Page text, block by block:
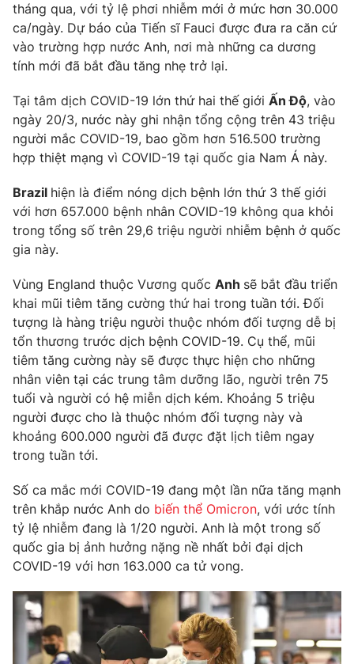
Video Shorts video
VTV Money VTV Thể thao
VTV Sức khoẻ Bất động sản
Thị trường 24h Tấm lòng Việt
VTV4 Vươn mình bằng AI
VTV9
Liên hệ tòa soạn English
THỜI BÁO VTV
Theo dõi báo trên
Cơ quan chủ quản:
Đài Truyền hình Việt Nam
Cơ quan báo chí: Thời báo VTV
Giấy phép hoạt động báo in và báo điện tử số 483/GP-BTTTT
cấp ngày 29/12/2023
Tổng Biên tập:Vũ Thanh Thủy
Nguyễn Trọng Ninh
Tổng đài VTV:
024.38 355 931 - 024.38 355 932
Ðiện thoại Thời báo VTV:
024.66 897 897
tháng qua, với tỷ lệ phơi nhiễm mới ở mức hơn 30.000
ca/ngày. Dự báo của Tiến sĩ Fauci được đưa ra căn cứ
vào trường hợp nước Anh, nơi mà những ca dương
tính mới đã bắt đầu tăng nhẹ trở lại.
Tại tâm dịch COVID-19 lớn thứ hai thế giới Ấn Độ, vào
ngày 20/3, nước này ghi nhận tổng cộng trên 43 triệu
người mắc COVID-19, bao gồm hơn 516.500 trường
hợp thiệt mạng vì COVID-19 tại quốc gia Nam Á này.
Brazil hiện là điểm nóng dịch bệnh lớn thứ 3 thế giới
với hơn 657.000 bệnh nhân COVID-19 không qua khỏi
trong tổng số trên 29,6 triệu người nhiễm bệnh ở quốc
gia này.
Vùng England thuộc Vương quốc Anh sẽ bắt đầu triển
khai mũi tiêm tăng cường thứ hai trong tuần tới. Đối
tượng là hàng triệu người thuộc nhóm đối tượng dễ bị
tổn thương trước dịch bệnh COVID-19. Cụ thể, mũi
tiêm tăng cường này sẽ được thực hiện cho những
nhân viên tại các trung tâm dưỡng lão, người trên 75
tuổi và người có hệ miễn dịch kém. Khoảng 5 triệu
người được cho là thuộc nhóm đối tượng này và
khoảng 600.000 người đã được đặt lịch tiêm ngay
trong tuần tới.
Số ca mắc mới COVID-19 đang một lần nữa tăng mạnh
trên khắp nước Anh do biến thể Omicron, với ước tính
tỷ lệ nhiễm đang là 1/20 người. Anh là một trong số
quốc gia bị ảnh hưởng nặng nề nhất bởi đại dịch
COVID-19 với hơn 163.000 ca tử vong.